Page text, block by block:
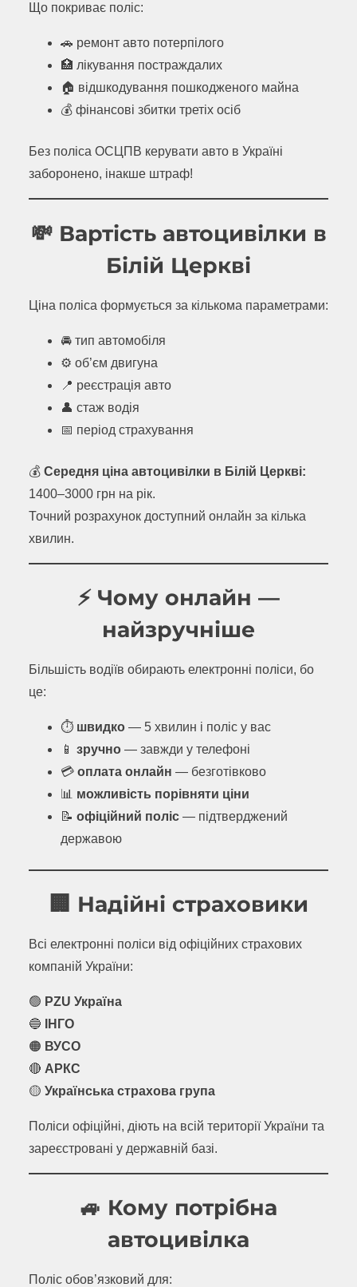
Що покриває поліс:
🚗 ремонт авто потерпілого
🏥 лікування постраждалих
🏠 відшкодування пошкодженого майна
💰 фінансові збитки третіх осіб
Без поліса ОСЦПВ керувати авто в Україні
заборонено, інакше штраф!
💸 Вартість автоцивілки в
Білій Церкві
Ціна поліса формується за кількома параметрами:
🚘 тип автомобіля
⚙ об’єм двигуна
📍 реєстрація авто
👤 стаж водія
📅 період страхування
💰 Середня ціна автоцивілки в Білій Церкві:
1400–3000 грн на рік.
Точний розрахунок доступний онлайн за кілька
хвилин.
⚡ Чому онлайн —
найзручніше
Більшість водіїв обирають електронні поліси, бо
це:
⏱ швидко — 5 хвилин і поліс у вас
📱 зручно — завжди у телефоні
💳 оплата онлайн — безготівково
📊 можливість порівняти ціни
📝 офіційний поліс — підтверджений
державою
🏢 Надійні страховики
Всі електронні поліси від офіційних страхових
компаній України:
🟢 PZU Україна
🔵
ІНГО
🟠 ВУСО
🔴 АРКС
🟡 Українська страхова група
Поліси офіційні, діють на всій території України та
зареєстровані у державній базі.
🚙 Кому потрібна
автоцивілка
Поліс обов’язковий для: